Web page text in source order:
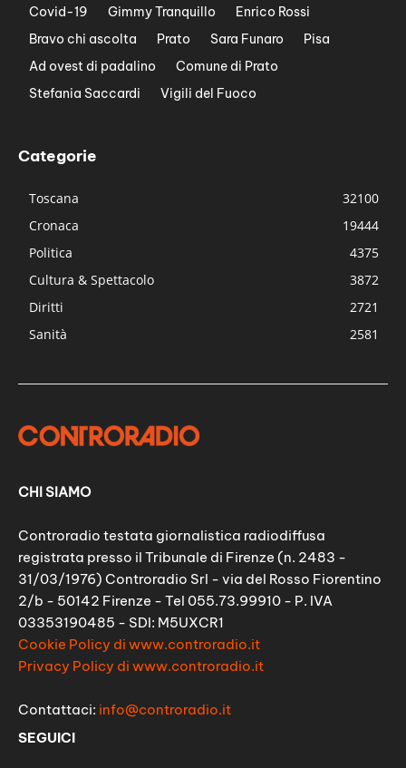
Covid-19
Gimmy Tranquillo
Enrico Rossi
Bravo chi ascolta
Prato Sara Funaro
Pisa
Ad ovest di padalino
Comune di Prato
Stefania Saccardi
Vigili del Fuoco
Categorie
Toscana
32100
Cronaca
19444
Politica
4375
Cultura & Spettacolo
3872
Diritti
2721
Sanità
2581
CHI SIAMO
Controradio testata giornalistica radiodiffusa
registrata presso il Tribunale di Firenze (n. 2483 -
31/03/1976) Controradio Srl - via del Rosso Fiorentino
2/b - 50142 Firenze - Tel 055.73.99910 - P. IVA
03353190485 - SDI: M5UXCR1
Cookie Policy di www.controradio.it
Privacy Policy di www.controradio.it
Contattaci: info@controradio.it
SEGUICI